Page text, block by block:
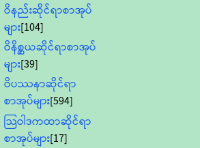
ဝိနည်းဆိုင်ရာစာအုပ်
များ[104]
ဝိနိစ္ဆယဆိုင်ရာစာအုပ်
များ[39]
ဝိပဿနာဆိုင်ရာ
စာအုပ်များ[594]
သြဝါဒကထာဆိုင်ရာ
စာအုပ်များ[17]